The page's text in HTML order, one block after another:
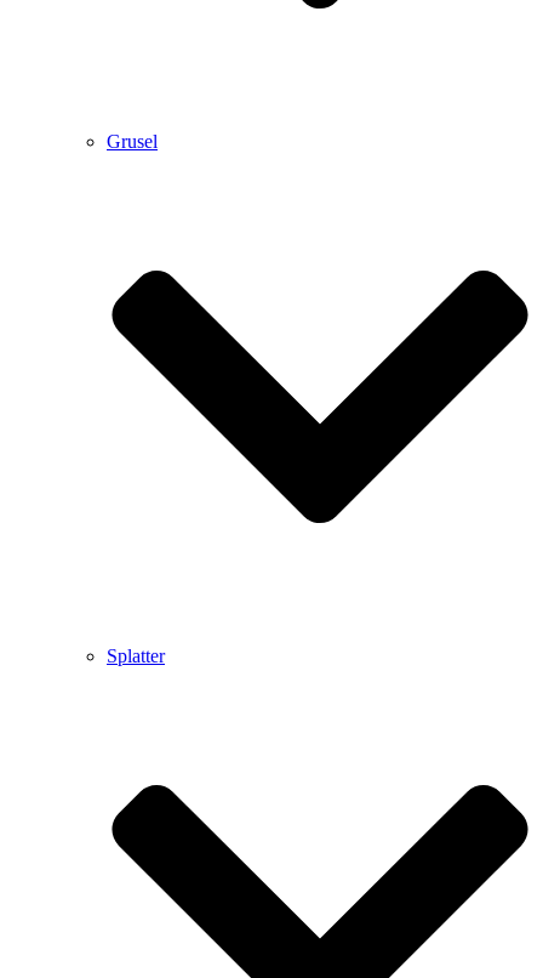
Grusel
Splatter